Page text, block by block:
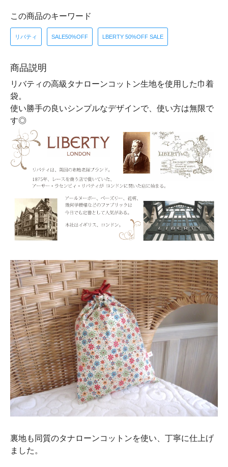
この商品のキーワード
リバティ SALE50%OFF LBERTY 50%OFF SALE
商品説明
リバティの高級タナローンコットン生地を使用した巾着
袋。
使い勝手の良いシンプルなデザインで、使い方は無限で
す◎
裏地も同質のタナローンコットンを使い、丁寧に仕上げ
ました。